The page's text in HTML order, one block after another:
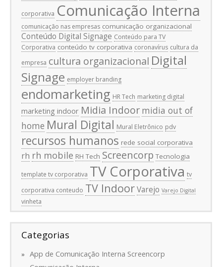
corporativa Comunicação Interna
comunicação nas empresas comunicação organizacional
Conteúdo Digital Signage Conteúdo para TV
Corporativa conteúdo tv corporativa coronavírus cultura da
empresa cultura organizacional Digital
Signage employer branding
endomarketing HR Tech marketing digital
marketing indoor Midia Indoor midia out of
home Mural Digital Mural Eletrônico pdv
recursos humanos rede social corporativa
rh rh mobile RH Tech Screencorp Tecnologia
template tv corporativa TV Corporativa tv
corporativa conteudo TV IndoorVarejo Varejo Digital
vinheta
Categorias
App de Comunicação Interna Screencorp